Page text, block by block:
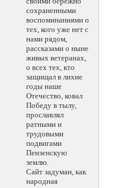
сохраненными
воспоминаниями о
тех, кого уже нет с
нами рядом,
рассказами о ныне
живых ветеранах,
о всех тех, кто
защищал в лихие
годы наше
Отечество, ковал
Победу в тылу,
прославлял
ратными и
трудовыми
подвигами
Пензенскую
землю.
Сайт задуман, как
народная